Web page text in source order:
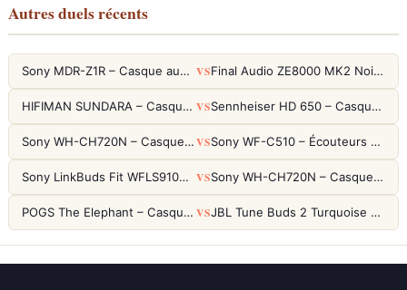
Autres duels récents
Sony MDR-Z1R – Casque audiophile fermé haute résolution VS Final Audio ZE8000 MK2 Noir – Écouteurs True Wireless audiophiles 8K Sound
HIFIMAN SUNDARA – Casque Planar Magnetic Ouvert Over-Ear Audiophile VS Sennheiser HD 650 – Casque audiophile ouvert pour l'écoute analytique
Sony WH-CH720N – Casque ANC 35h, Ultra-léger (192g) avec Processeur V1 VS Sony WF-C510 – Écouteurs True Wireless compacts, autonomie 22h et multipoint
Sony LinkBuds Fit WFLS910NW Blanc – Écouteurs Sport Ailes ANC VS Sony WH-CH720N – Casque ANC 35h, Ultra-léger (192g) avec Processeur V1
POGS The Elephant – Casque Filaire Enfants 85dB POGS-Safe™ (Éco-Responsable) VS JBL Tune Buds 2 Turquoise – Écouteurs True Wireless avec ANC et autonomie 48h